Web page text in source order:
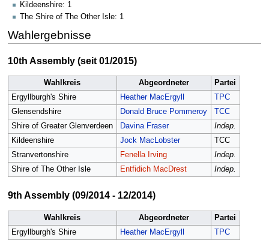
Kildeenshire: 1
The Shire of The Other Isle: 1
Wahlergebnisse
10th Assembly (seit 01/2015)
Wahlkreis Abgeordneter
Partei
Ergyllburgh's Shire
Heather MacErgyll
TPC
Glensendshire
Donald Bruce Pommeroy
TCC
Shire of Greater Glenverdeen
Davina Fraser
Indep.
Kildeenshire
Jock MacLobster
TCC
Stranvertonshire
Fenella Irving
Indep.
Shire of The Other Isle
Entfidich MacDrest Indep.
9th Assembly (09/2014 - 12/2014)
Wahlkreis Abgeordneter
Partei
Ergyllburgh's Shire
Heather MacErgyll
TPC